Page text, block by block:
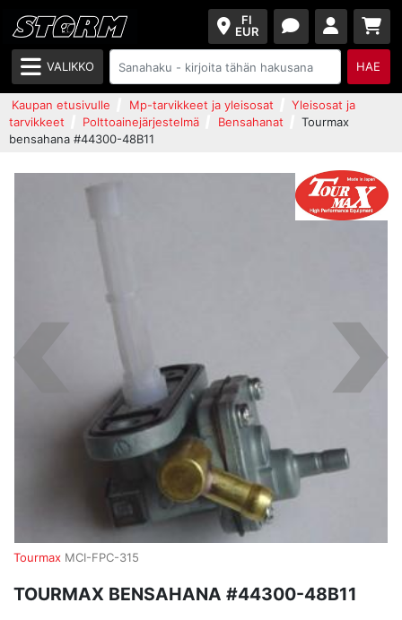
FI
EUR
VALIKKO HAE
Kaupan etusivulle Mp-tarvikkeet ja yleisosat
Yleisosat ja
tarvikkeet
Polttoainejärjestelmä Bensahanat
Tourmax
bensahana #44300-48B11
Tourmax MCI-FPC-315
TOURMAX BENSAHANA #44300-48B11